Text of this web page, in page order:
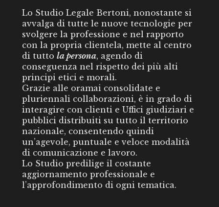
Lo Studio Legale Bertoni, nonostante si
avvalga di tutte le nuove tecnologie per
svolgere la professione e nel rapporto
con la propria clientela, mette al centro
di tutto la persona, agendo di
conseguenza nel rispetto dei più alti
principi etici e morali.
Grazie alle oramai consolidate e
pluriennali collaborazioni, è in grado di
interagire con clienti e Uffici giudiziari e
pubblici distribuiti su tutto il territorio
nazionale, consentendo quindi
un’agevole, puntuale e veloce modalità
di comunicazione e lavoro.
Lo Studio predilige il costante
aggiornamento professionale e
l’approfondimento di ogni tematica.